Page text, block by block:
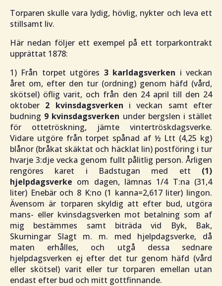
Torparen skulle vara lydig, hövlig, nykter och leva ett
stillsamt liv.
Här nedan följer ett exempel på ett torparkontrakt
upprättat 1878:
1) Från torpet utgöres 3 karldagsverken i veckan
året om, efter den tur (ordning) genom häfd (vård,
skötsel) öflig varit, och från den 24 april till den 24
oktober 2 kvinsdagsverken i veckan samt efter
budning 9 kvinsdagsverken under bergslen i stället
för ottetröskning, jämte vintertröskdagsverke.
Vidare utgöre från torpet spånad af ½ Ltt (4,25 kg)
blånor (bråkat skäktat och häcklat lin) postföring i tur
hvarje 3:dje vecka genom fullt pålitlig person. Årligen
rengöres karet i Badstugan med ett (1)
hjelpdagsverke om dagen, lämnas 1/4 T:na (31,4
liter) Enebär och 8 K:no (1 kanna=2,617 liter) lingon.
Ävensom är torparen skyldig att efter bud, utgöra
mans- eller kvinsdagsverken mot betalning som af
mig bestämmes samt biträda vid Byk, Bak,
Skurningar Slagt m. m. med hjelpdagsverke, då
maten erhålles, och utgå dessa sednare
hjelpdagsverken ej efter det tur genom häfd (vård
eller skötsel) varit eller tur torparen emellan utan
endast efter bud och mitt gottfinnande.